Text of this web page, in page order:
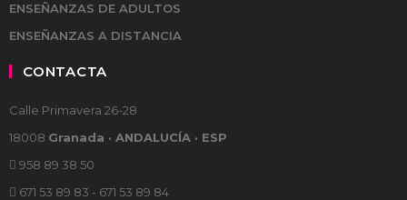
ENSEÑANZAS DE ADULTOS
ENSEÑANZAS A DISTANCIA
CONTACTA
Calle Primavera 26-28
18008 Granada · ANDALUCÍA · ESP
958 89 38 50
671 53 89 83 - 671 53 89 84